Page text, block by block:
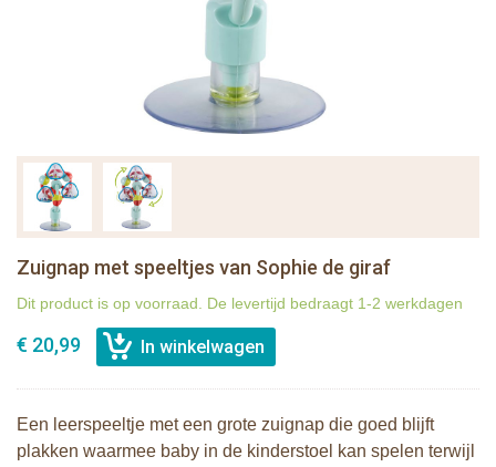
Zuignap met speeltjes van Sophie de giraf
Dit product is op voorraad. De levertijd bedraagt 1-2 werkdagen
€ 20,99
Een leerspeeltje met een grote zuignap die goed blijft
plakken waarmee baby in de kinderstoel kan spelen terwijl